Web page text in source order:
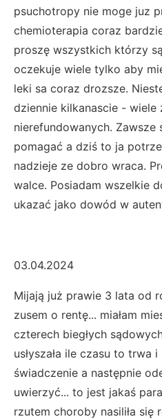
psuchotropy nie moge juz
chemioterapia coraz
proszę wszystkich którzy
oczekuje wiele tylko aby
leki sa coraz drozsze.
dziennie kilkanascie - wiele
nierefundowanych. Zawsze
pomagać a dziś to ja
nadzieje ze dobro wraca.
walce. Posiadam wszelkie
ukazać jako dowód w
03.04.2024
Mijają już prawie 3 lata od
zusem o rentę... miałam
czterech biegłych
usłyszała ile czasu to trwa
świadczenie a następnie
uwierzyć... to jest jakaś
rzutem choroby nasiliła się